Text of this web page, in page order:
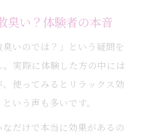
臭い？体験者の本音
臭いのでは？」という疑問を
実際に体験した方の中には
、使ってみるとリラックス効
いう声も多いです。
だけで本当に効果があるの